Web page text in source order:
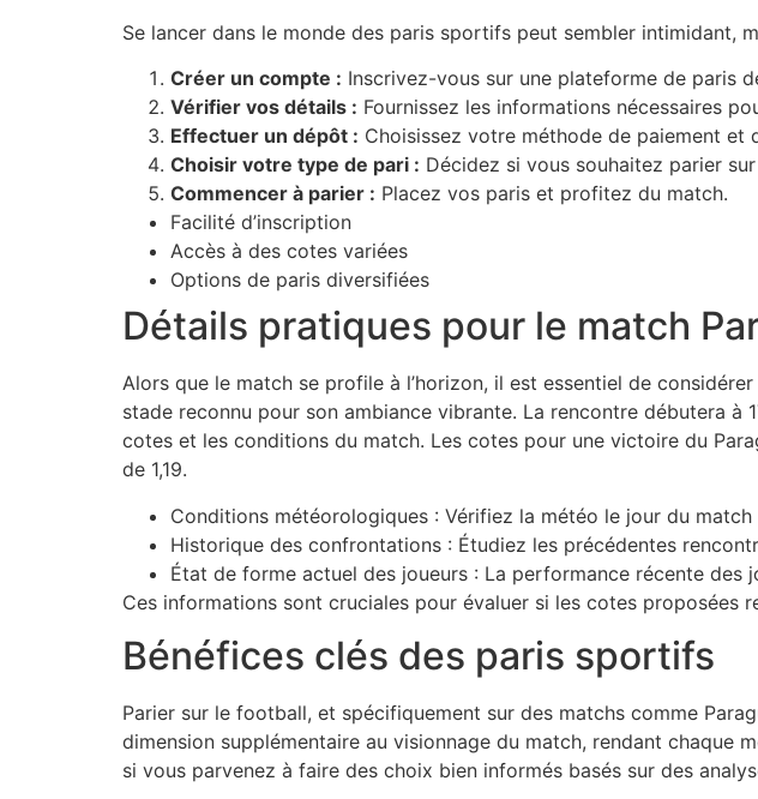
Se lancer dans le monde des paris sportifs peut sembler intimidant,
Créer un compte : Inscrivez-vous sur une plateforme de paris
Vérifier vos détails : Fournissez les informations nécessaires
Effectuer un dépôt : Choisissez votre méthode de paiement
Choisir votre type de pari : Décidez si vous souhaitez parier
Commencer à parier : Placez vos paris et profitez du match.
Facilité d’inscription
Accès à des cotes variées
Options de paris diversifiées
Détails pratiques pour le match
Alors que le match se profile à l’horizon, il est essentiel de
stade reconnu pour son ambiance vibrante. La rencontre débutera
cotes et les conditions du match. Les cotes pour une victoire du
de 1,19.
Conditions météorologiques : Vérifiez la météo le jour du
Historique des confrontations : Étudiez les précédentes
État de forme actuel des joueurs : La performance récente des
Ces informations sont cruciales pour évaluer si les cotes
Bénéfices clés des paris sportifs
Parier sur le football, et spécifiquement sur des matchs comme
dimension supplémentaire au visionnage du match, rendant chaque
si vous parvenez à faire des choix bien informés basés sur des